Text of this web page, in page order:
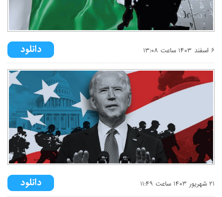
۶ اسفند ۱۴۰۳ ساعت ۱۳:۰۸
۲۱ شهريور ۱۴۰۳ ساعت ۱۱:۴۹